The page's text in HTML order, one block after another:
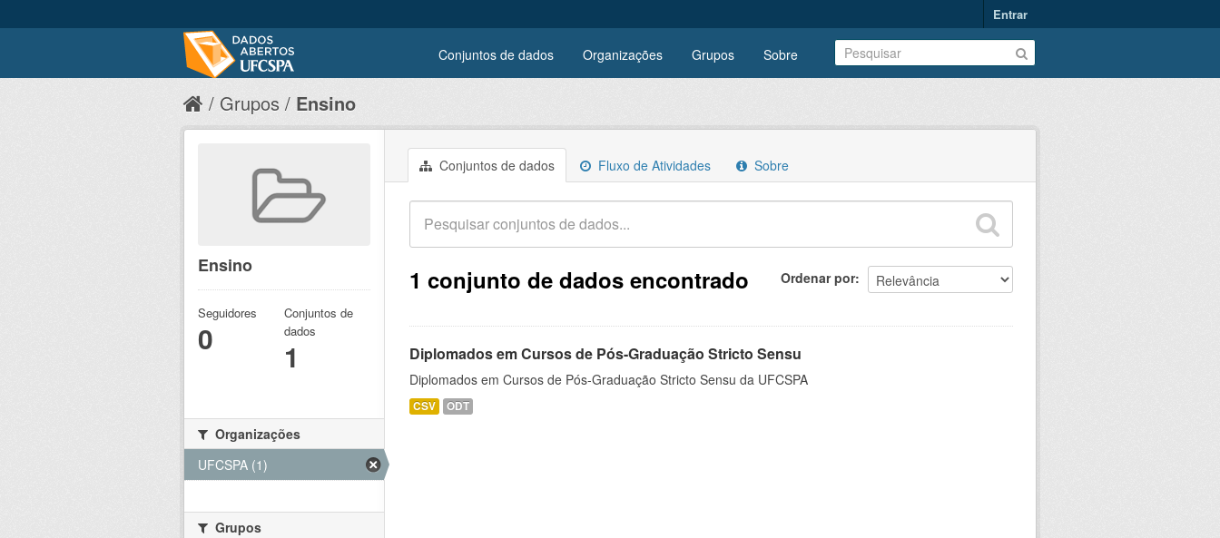
Entrar
Conjuntos de dados Organizações Grupos Sobre
Grupos Ensino
Conjuntos de dados Fluxo de Atividades Sobre
Ordenar por
1 conjunto de dados encontrado
Diplomados em Cursos de Pós-Graduação Stricto Sensu
Diplomados em Cursos de Pós-Graduação Stricto Sensu da UFCSPA
CSV ODT
Ensino
Seguidores
0
Conjuntos de
dados
1
Organizações
UFCSPA (1)
Grupos